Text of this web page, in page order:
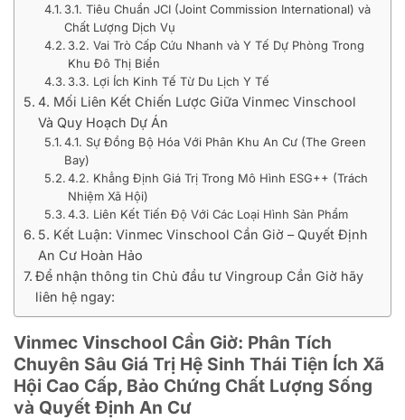
3.1. Tiêu Chuẩn JCI (Joint Commission International) và
Chất Lượng Dịch Vụ
3.2. Vai Trò Cấp Cứu Nhanh và Y Tế Dự Phòng Trong
Khu Đô Thị Biển
3.3. Lợi Ích Kinh Tế Từ Du Lịch Y Tế
4. Mối Liên Kết Chiến Lược Giữa Vinmec Vinschool
Và Quy Hoạch Dự Án
4.1. Sự Đồng Bộ Hóa Với Phân Khu An Cư (The Green
Bay)
4.2. Khẳng Định Giá Trị Trong Mô Hình ESG++ (Trách
Nhiệm Xã Hội)
4.3. Liên Kết Tiến Độ Với Các Loại Hình Sản Phẩm
5. Kết Luận: Vinmec Vinschool Cần Giờ – Quyết Định
An Cư Hoàn Hảo
Để nhận thông tin Chủ đầu tư Vingroup Cần Giờ hãy
liên hệ ngay:
Vinmec Vinschool Cần Giờ: Phân Tích
Chuyên Sâu Giá Trị Hệ Sinh Thái Tiện Ích Xã
Hội Cao Cấp, Bảo Chứng Chất Lượng Sống
và Quyết Định An Cư